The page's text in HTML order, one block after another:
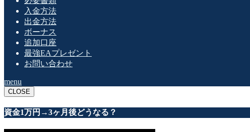
入金方法
出金方法
ボーナス
追加口座
最強EAプレゼント
お問い合わせ
menu
CLOSE
資金1万円→3ヶ月後どうなる？